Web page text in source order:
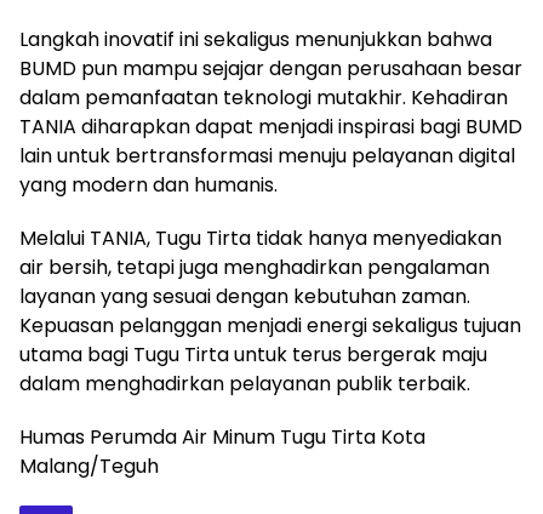
Langkah inovatif ini sekaligus menunjukkan bahwa
BUMD pun mampu sejajar dengan perusahaan besar
dalam pemanfaatan teknologi mutakhir. Kehadiran
TANIA diharapkan dapat menjadi inspirasi bagi BUMD
lain untuk bertransformasi menuju pelayanan digital
yang modern dan humanis.
Melalui TANIA, Tugu Tirta tidak hanya menyediakan
air bersih, tetapi juga menghadirkan pengalaman
layanan yang sesuai dengan kebutuhan zaman.
Kepuasan pelanggan menjadi energi sekaligus tujuan
utama bagi Tugu Tirta untuk terus bergerak maju
dalam menghadirkan pelayanan publik terbaik.
Humas Perumda Air Minum Tugu Tirta Kota
Malang/Teguh